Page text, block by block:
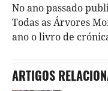
No ano passado
Todas as Árvores
ano o livro de
ARTIGOS